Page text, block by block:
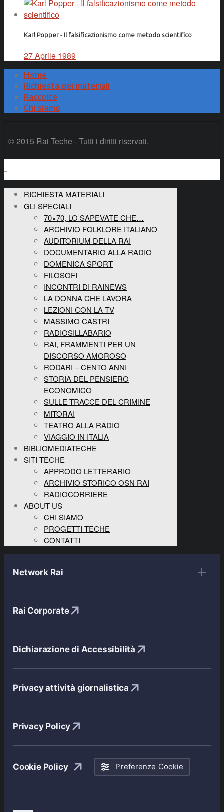
Karl Popper - Il falsificazionismo come metodo scientifico
27 Aprile 1989
Home
Richiesta dei materiali
Raccolte
Chi siamo
© 2015 Rai Teche - Tutti i diritti riservati.
RICHIESTA MATERIALI
GLI SPECIALI
70×70, LO SAPEVATE CHE…
ARCHIVIO FOLKLORE ITALIANO
AUDITORIUM DELLA RAI
DOCUMENTARIO ALLA RADIO
DOMENICA SPORT
FILOSOFI
INCONTRI DI RAINEWS
LA DONNA CHE LAVORA
LEZIONI CON LA TV
MASSIMO CASTRI
RADIOSILLABARIO
RAI, FRAMMENTI PER UN
DISCORSO AMOROSO
RODARI – CENTO ANNI
STORIA DEL PENSIERO
ECONOMICO
SULLE TRACCE DEL CRIMINE
MITORAI
TEATRO ALLA RADIO
VIAGGIO IN ITALIA
BIBLIOMEDIATECHE
SITI TECHE
APPRODO LETTERARIO
ARCHIVIO STORICO OSN RAI
RADIOCORRIERE
ABOUT US
CHI SIAMO
PROGETTI TECHE
CONTATTI